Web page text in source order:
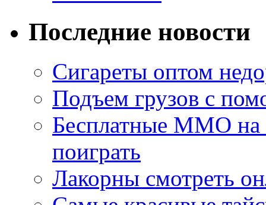
Последние новости
Сигареты оптом
Подъем грузов с
Бесплатные MMO
поиграть
Лакорны смотреть